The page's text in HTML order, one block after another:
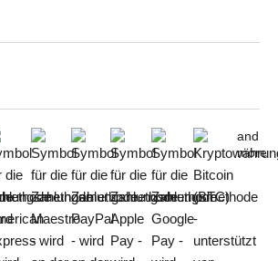
and
more